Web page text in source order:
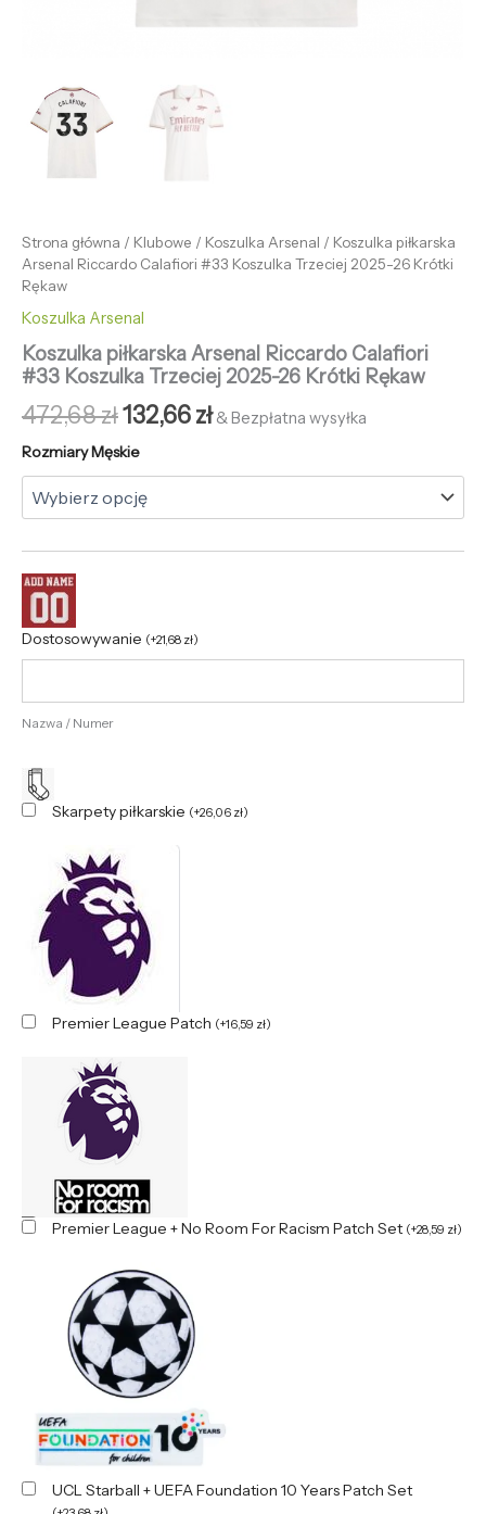
Strona główna / Klubowe / Koszulka Arsenal / Koszulka piłkarska
Arsenal Riccardo Calafiori #33 Koszulka Trzeciej 2025-26 Krótki
Rękaw
Koszulka Arsenal
Koszulka piłkarska Arsenal Riccardo Calafiori
#33 Koszulka Trzeciej 2025-26 Krótki Rękaw
472,68zł132,66zł & Bezpłatna wysyłka
Rozmiary Męskie
Dostosowywanie (+21,68 zł)
Nazwa / Numer
Skarpety piłkarskie (+26,06 zł)
Premier League Patch (+16,59 zł)
Premier League + No Room For Racism Patch Set (+28,59 zł)
UCL Starball + UEFA Foundation 10 Years Patch Set